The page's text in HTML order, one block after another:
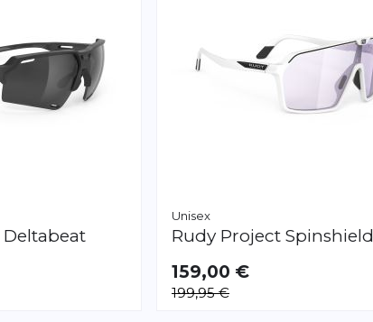
Deltabeat
Unisex
Rudy Project Spinshield
159,00 €
199,95 €